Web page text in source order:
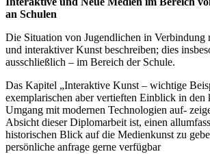
an Schulen
Die Situation von Jugendlichen in Verbindung
und interaktiver Kunst beschreiben; dies
ausschließlich – im Bereich der Schule.
Das Kapitel „Interaktive Kunst – wichtige
exemplarischen aber vertieften Einblick in den
Umgang mit modernen Technologien auf-
Absicht dieser Diplomarbeit ist, einen
historischen Blick auf die Medienkunst zu
persönliche anfrage gerne verfügbar